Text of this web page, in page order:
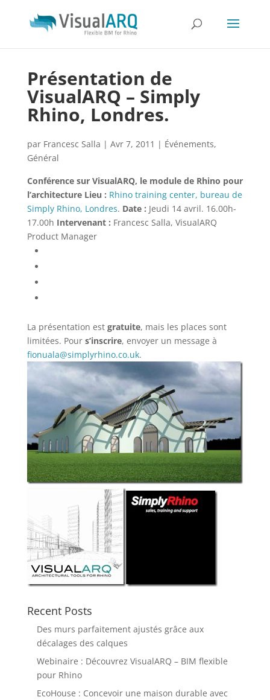
Présentation de
VisualARQ – Simply
Rhino, Londres.
par Francesc Salla | Avr 7, 2011 | Événements,
Général
Conférence sur VisualARQ, le module de Rhino pour
l’architecture Lieu : Rhino training center, bureau de
Simply Rhino, Londres. Date : Jeudi 14 avril. 16.00h-
17.00h Intervenant : Francesc Salla, VisualARQ
Product Manager
La présentation est gratuite, mais les places sont
limitées. Pour s’inscrire, envoyer un message à
fionuala@simplyrhino.co.uk.
Recent Posts
Des murs parfaitement ajustés grâce aux
décalages des calques
Webinaire : Découvrez VisualARQ – BIM flexible
pour Rhino
EcoHouse : Concevoir une maison durable avec